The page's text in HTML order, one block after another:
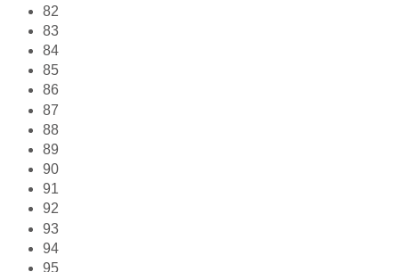
82
83
84
85
86
87
88
89
90
91
92
93
94
95